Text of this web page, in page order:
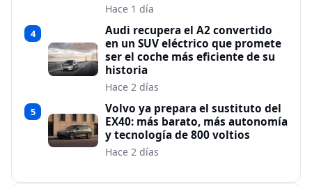
Hace 1 día
4
Audi recupera el A2 convertido
en un SUV eléctrico que promete
ser el coche más eficiente de su
historia
Hace 2 días
5
Volvo ya prepara el sustituto del
EX40: más barato, más autonomía
y tecnología de 800 voltios
Hace 2 días